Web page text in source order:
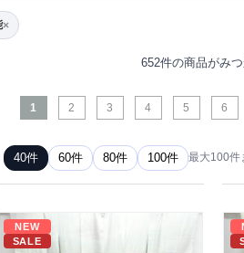
×
652件の商品がみ
1 2 3 4 5 6
40件 60件 80件 100件 最大100件
NEW
SALE